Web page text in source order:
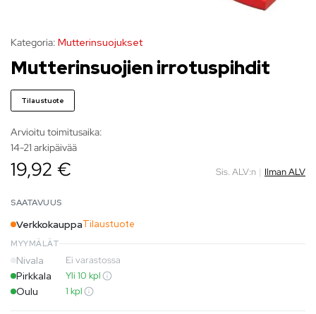
Kategoria: Mutterinsuojukset
Mutterinsuojien irrotuspihdit
Tilaustuote
Arvioitu toimitusaika:
14-21 arkipäivää
19,92 € Sis. ALV:n | Ilman ALV
SAATAVUUS
VerkkokauppaTilaustuote
MYYMÄLÄT
Nivala Ei varastossa
Pirkkala Yli 10 kpl
Oulu 1 kpl